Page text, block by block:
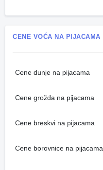
CENE VOĆA NA PIJACAMA
Cene dunje na pijacama
Cene grožđa na pijacama
Cene breskvi na pijacama
Cene borovnice na pijacama